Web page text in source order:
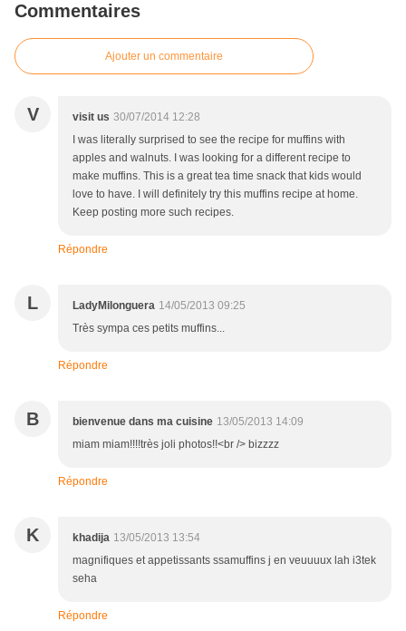
Commentaires
Ajouter un commentaire
V visit us 30/07/2014 12:28
I was literally surprised to see the recipe for muffins with
apples and walnuts. I was looking for a different recipe to
make muffins. This is a great tea time snack that kids would
love to have. I will definitely try this muffins recipe at home.
Keep posting more such recipes.
Répondre
L LadyMilonguera 14/05/2013 09:25
Très sympa ces petits muffins...
Répondre
B bienvenue dans ma cuisine 13/05/2013 14:09
miam miam!!!!très joli photos!!<br /> bizzzz
Répondre
K khadija 13/05/2013 13:54
magnifiques et appetissants ssamuffins j en veuuuux lah i3tek
seha
Répondre